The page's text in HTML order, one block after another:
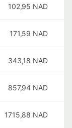
102,95 NAD
171,59 NAD
343,18 NAD
857,94 NAD
1715,88 NAD